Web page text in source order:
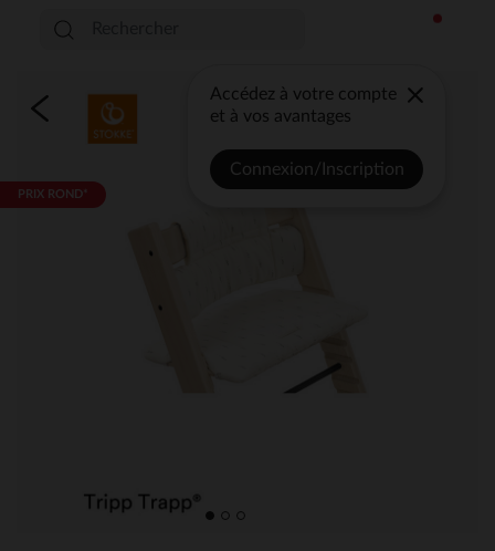
Accédez à votre compte
et à vos avantages
Connexion/Inscription
PRIX ROND*